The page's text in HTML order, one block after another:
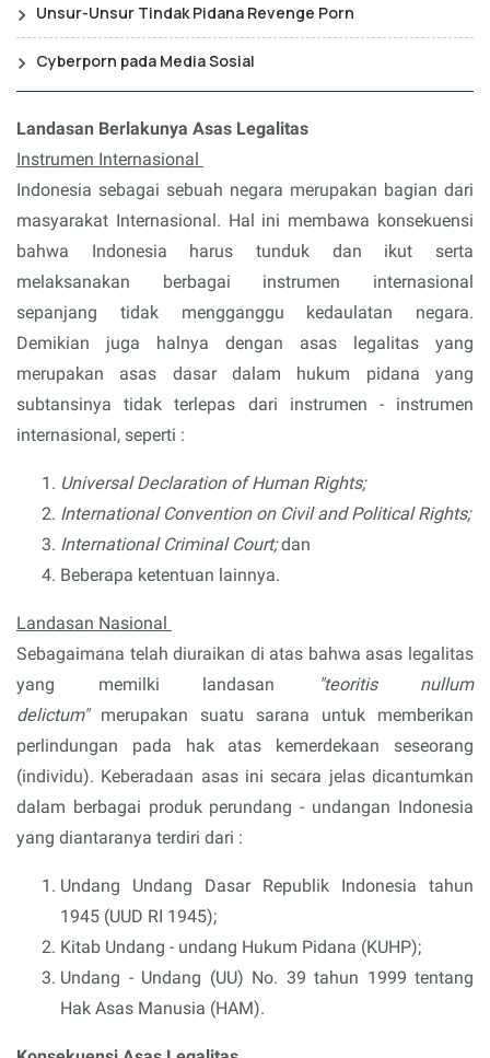
Unsur-Unsur Tindak Pidana Revenge Porn
Cyberporn pada Media Sosial
Landasan Berlakunya Asas Legalitas
Instrumen Internasional
Indonesia sebagai sebuah negara merupakan bagian dari
masyarakat Internasional. Hal ini membawa konsekuensi
bahwa Indonesia harus tunduk dan ikut serta
melaksanakan berbagai instrumen internasional
sepanjang tidak mengganggu kedaulatan negara.
Demikian juga halnya dengan asas legalitas yang
merupakan asas dasar dalam hukum pidana yang
subtansinya tidak terlepas dari instrumen - instrumen
internasional, seperti :
Universal Declaration of Human Rights;
International Convention on Civil and Political Rights;
International Criminal Court;dan
Beberapa ketentuan lainnya.
Landasan Nasional
Sebagaimana telah diuraikan di atas bahwa asas legalitas
yang memilki landasan
"teoritis nullum
delictum" merupakan suatu sarana untuk memberikan
perlindungan pada hak atas kemerdekaan seseorang
(individu). Keberadaan asas ini secara jelas dicantumkan
dalam berbagai produk perundang - undangan Indonesia
yang diantaranya terdiri dari :
Undang Undang Dasar Republik Indonesia tahun
1945 (UUD RI 1945);
Kitab Undang - undang Hukum Pidana (KUHP);
Undang - Undang (UU) No. 39 tahun 1999 tentang
Hak Asas Manusia (HAM).